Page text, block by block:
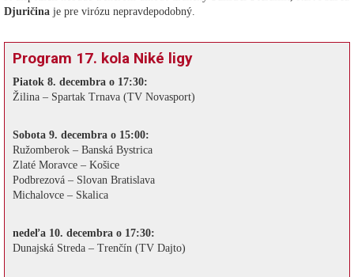
Djuričina je pre virózu nepravdepodobný.
Program 17. kola Niké ligy
Piatok 8. decembra o 17:30:
Žilina – Spartak Trnava (TV Novasport)
Sobota 9. decembra o 15:00:
Ružomberok – Banská Bystrica
Zlaté Moravce – Košice
Podbrezová – Slovan Bratislava
Michalovce – Skalica
nedeľa 10. decembra o 17:30:
Dunajská Streda – Trenčín (TV Dajto)